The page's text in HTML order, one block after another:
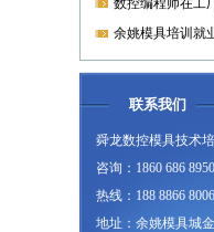
余姚模具培训就
联系我们
舜龙数控模具技术培
咨询：1860 686 8950
热线：188 8866 8006
地址：余姚模具城